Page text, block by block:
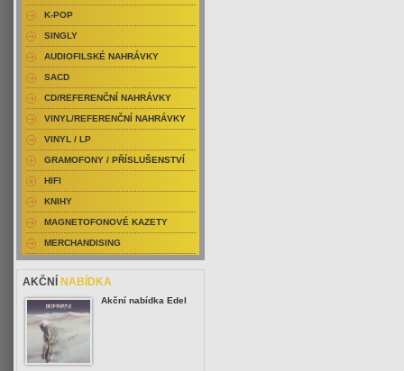
K-POP
SINGLY
AUDIOFILSKÉ NAHRÁVKY
SACD
CD/REFERENČNÍ NAHRÁVKY
VINYL/REFERENČNÍ NAHRÁVKY
VINYL / LP
GRAMOFONY / PŘÍSLUŠENSTVÍ
HIFI
KNIHY
MAGNETOFONOVÉ KAZETY
MERCHANDISING
AKČNÍ NABÍDKA
Akční nabídka Edel